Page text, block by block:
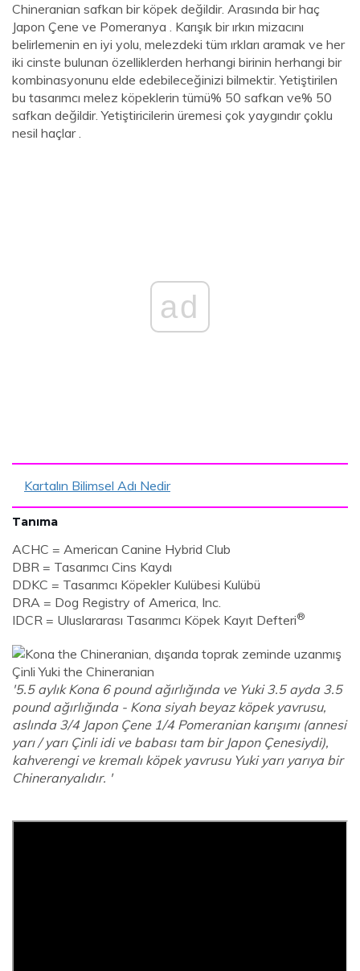
Chineranian safkan bir köpek değildir. Arasında bir haç
Japon Çene ve Pomeranya . Karışık bir ırkın mizacını
belirlemenin en iyi yolu, melezdeki tüm ırkları aramak ve her
iki cinste bulunan özelliklerden herhangi birinin herhangi bir
kombinasyonunu elde edebileceğinizi bilmektir. Yetiştirilen
bu tasarımcı melez köpeklerin tümü% 50 safkan ve% 50
safkan değildir. Yetiştiricilerin üremesi çok yaygındır çoklu
nesil haçlar .
ad
Kartalın Bilimsel Adı Nedir
Tanıma
ACHC = American Canine Hybrid Club
DBR = Tasarımcı Cins Kaydı
DDKC = Tasarımcı Köpekler Kulübesi Kulübü
DRA = Dog Registry of America, Inc.
IDCR = Uluslararası Tasarımcı Köpek Kayıt Defteri®
'5.5 aylık Kona 6 pound ağırlığında ve Yuki 3.5 ayda 3.5
pound ağırlığında - Kona siyah beyaz köpek yavrusu,
aslında 3/4 Japon Çene 1/4 Pomeranian karışımı (annesi
yarı / yarı Çinli idi ve babası tam bir Japon Çenesiydi),
kahverengi ve kremalı köpek yavrusu Yuki yarı yarıya bir
Chineranyalıdır. '